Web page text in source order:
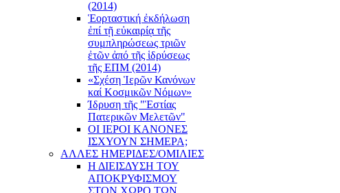
(2014)
Ἑορταστική ἐκδήλωση
ἐπί τῇ εὐκαιρίᾳ τῆς
συμπληρώσεως τριῶν
ἐτῶν ἀπό τῆς ἱδρύσεως
τῆς ΕΠΜ (2014)
«Σχέση Ἱερῶν Κανόνων
καί Κοσμικῶν Νόμων»
Ίδρυση τῆς "Ἑστίας
Πατερικῶν Μελετῶν"
ΟΙ ΙΕΡΟΙ ΚΑΝΟΝΕΣ
ΙΣΧΥΟΥΝ ΣΗΜΕΡΑ;
ΑΛΛΕΣ ΗΜΕΡΙΔΕΣ/ΟΜΙΛΙΕΣ
Η ΔΙΕΙΣΔΥΣΗ ΤΟΥ
ΑΠΟΚΡΥΦΙΣΜΟΥ
ΣΤΟΝ ΧΩΡΟ ΤΩΝ